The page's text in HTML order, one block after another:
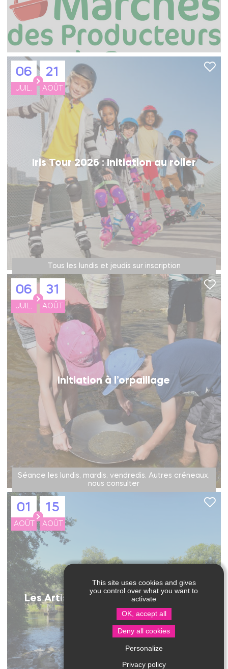
06
JUIL.
21
AOÛT
Iris Tour 2026 : Initiation au roller
Tous les lundis et jeudis sur inscription
06
JUIL.
31
AOÛT
Initiation à l’orpaillage
Séance les lundis, mardis, vendredis. Autres créneaux,
nous consulter
01
AOÛT
15
AOÛT
Les Artistes de Saint Pierre de Côle
This site uses cookies and gives
you control over what you want to
activate
OK, accept all
Deny all cookies
Personalize
Privacy policy